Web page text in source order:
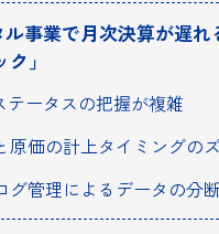
ル事業で月次決算が遅れ
」
テータスの把握が複雑
原価の計上タイミングの
グ管理によるデータの分